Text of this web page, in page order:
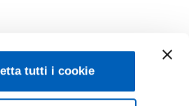
tutti i cookie